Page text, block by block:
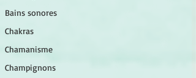
Bains sonores
Chakras
Chamanisme
Champignons